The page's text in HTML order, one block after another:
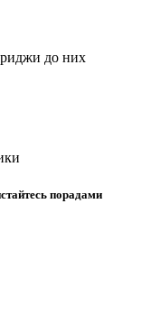
до них
порадами